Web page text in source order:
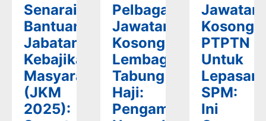
Senarai
Bantuan
Jabatan
Kebajikan
Masyarakat
(JKM
2025):
Pelbagai
Jawatan
Kosong
Lembaga
Tabung
Haji:
Pengambilan
Jawatan
Kosong
PTPTN
Untuk
Lepasan
SPM:
Ini